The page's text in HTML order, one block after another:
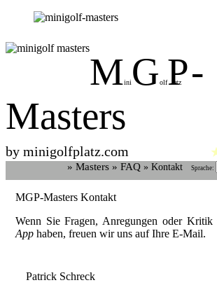
Mini GolfPlatz-
Masters
by minigolfplatz.com
» Masters » FAQ » Kontakt Sprache:
MGP-Masters Kontakt
Wenn Sie Fragen, Anregungen oder Kritik
App haben, freuen wir uns auf Ihre E-Mail.
Patrick Schreck